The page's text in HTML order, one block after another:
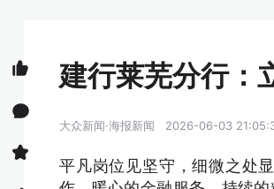
建行莱芜分行：
大众新闻·海报新闻 2026-06-03
平凡岗位见坚守，细微之处